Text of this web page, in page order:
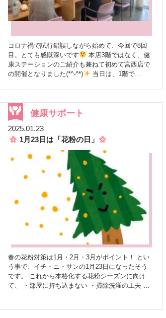
では、新人スタッフ2人がメインで頑張りました
これからも、皆様の健康を楽しくサポートで
きるような企画を考えていきますので、ぜひ楽し
コロナ禍で試行錯誤しながら始めて、今回で8回
目。とても感慨深いです
本店3階ではなく、健
康ステーションのご紹介も兼ねて初めて宮西店で
の開催となりました(*^-^*)
当日は、1階で
ししました
2階でInBody測定後、ハーブティー
を飲みながら結果説明を行いました
ブティーの香りに包まれ、特に女性の方に好評で
した
♪
初参加の方が多く、健康を見直すきっ
かけになったことが嬉しいです
これからも地
域の皆さんの健康に貢献していけると嬉しいです
(^^)/ ご来場くださった皆様、ありがとうございま
健康サポート
2025.01.23
1月23日は「花粉の日」
春の花粉対策は1月・2月・3月がポイント！ とい
う事で、イチ・ニ・サンの1月23日になったそう
です。 これから本格化する花粉シーズンに向け
て、 ・部屋に持ち込まない ・掃除洗濯の工夫 ・